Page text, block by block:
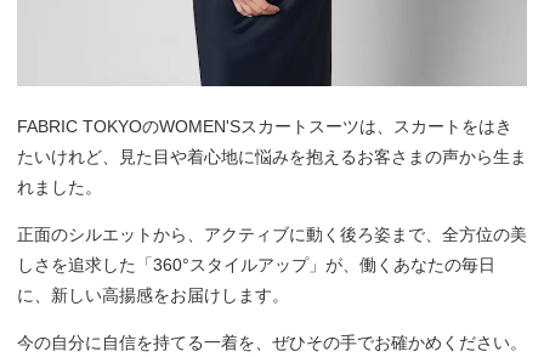
FABRIC TOKYOのWOMEN'Sスカートスーツは、スカートをはき
たいけれど、見た目や着心地に悩みを抱えるお客さまの声から生ま
れました。
正面のシルエットから、アクティブに動く後ろ姿まで、全方位の美
しさを追求した「360°スタイルアップ」が、働くあなたの毎日
に、新しい高揚感をお届けします。
今の自分に自信を持てる一着を、ぜひその手でお確かめください。